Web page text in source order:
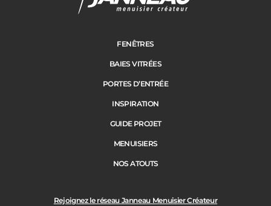
Rejoignez le réseau Janneau Menuisier Créateur
FENÊTRES
BAIES VITRÉES
PORTES D’ENTRÉE
INSPIRATION
GUIDE PROJET
MENUISIERS
NOS ATOUTS